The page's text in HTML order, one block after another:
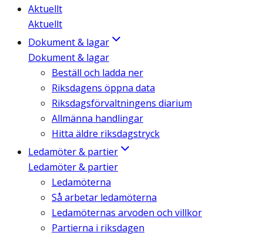
Aktuellt
Aktuellt
Dokument & lagar
Dokument & lagar
Beställ och ladda ner
Riksdagens öppna data
Riksdagsförvaltningens diarium
Allmänna handlingar
Hitta äldre riksdagstryck
Ledamöter & partier
Ledamöter & partier
Ledamöterna
Så arbetar ledamöterna
Ledamöternas arvoden och villkor
Partierna i riksdagen